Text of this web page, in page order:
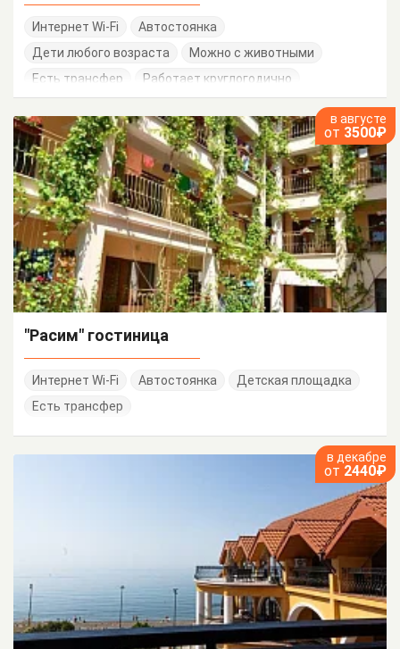
Интернет Wi-Fi
Автостоянка
Дети любого возраста
Можно с животными
Есть трансфер
Работает круглогодично
в августе
от 3500₽
"Расим" гостиница
Интернет Wi-Fi Автостоянка
Детская площадка
Есть трансфер
в декабре
от 2440₽